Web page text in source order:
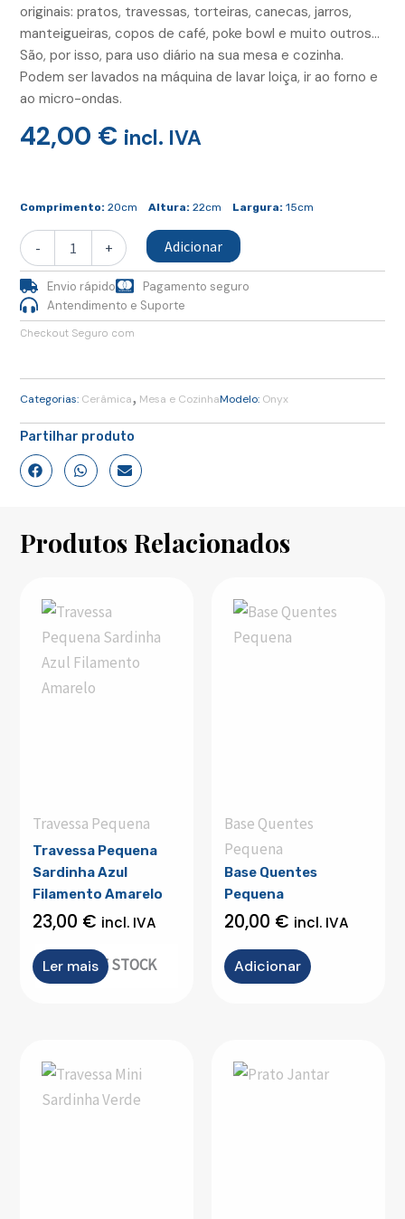
originais: pratos, travessas, torteiras, canecas, jarros,
manteigueiras, copos de café, poke bowl e muito outros…
São, por isso, para uso diário na sua mesa e cozinha.
Podem ser lavados na máquina de lavar loiça, ir ao forno e
ao micro-ondas.
42,00 € incl. IVA
Comprimento: 20cm Altura: 22cm Largura: 15cm
-
Jarro
+ Adicionar
Envio rápido
Pagamento seguro
Antendimento e Suporte
Checkout Seguro com
Categorias: Cerâmica, Mesa e CozinhaModelo: Onyx
Partilhar produto
Produtos Relacionados
Travessa Pequena
OUT OF STOCK
Travessa Pequena
Sardinha Azul
Filamento Amarelo
23,00 € incl. IVA
Ler mais
Base Quentes
Pequena
Base Quentes
Pequena
20,00 € incl. IVA
Adicionar